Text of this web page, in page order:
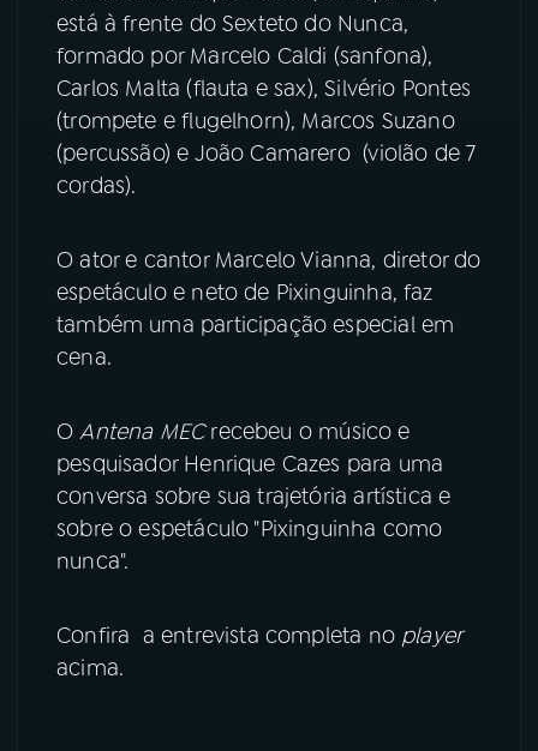
07ÚLTIMAS
08PRÊMIO RÁDIO MEC
ACOMPANHE A RÁDIO MEC
Instagram
está à frente do Sexteto do Nunca,
formado por Marcelo Caldi (sanfona),
Carlos Malta (flauta e sax), Silvério Pontes
(trompete e flugelhorn), Marcos Suzano
(percussão) e João Camarero (violão de 7
cordas).
O ator e cantor Marcelo Vianna, diretor do
espetáculo e neto de Pixinguinha, faz
também uma participação especial em
cena.
OAntena MECrecebeu o músico e
pesquisador Henrique Cazes para uma
conversa sobre sua trajetória artística e
sobre o espetáculo "Pixinguinha como
nunca".
Confira a entrevista completa no player
acima.